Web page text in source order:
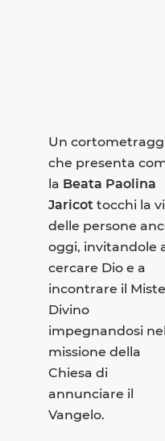
Un
che presenta
la Beata Paolina
Jaricottocchi la
delle persone
oggi, invitandole
cercare Dio e a
incontrare il
Divino
impegnandosi
missione della
Chiesa di
annunciare il
Vangelo.